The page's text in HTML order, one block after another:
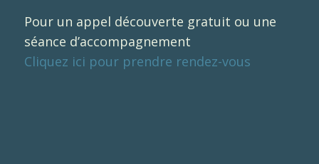
Pour un appel découverte gratuit ou une
séance d’accompagnement
Cliquez ici pour prendre rendez-vous